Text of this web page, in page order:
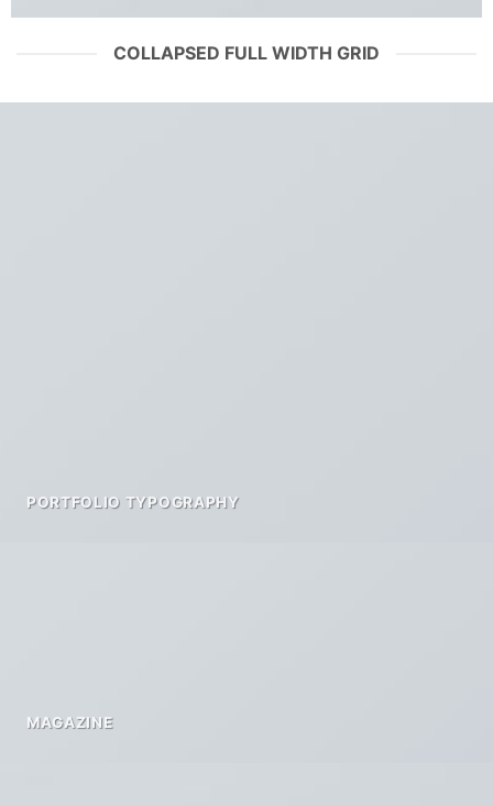
COLLAPSED FULL WIDTH GRID
PORTFOLIO TYPOGRAPHY
MAGAZINE